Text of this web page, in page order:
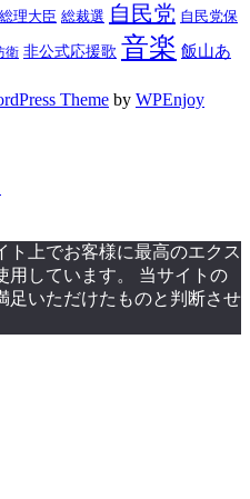
総理大臣 総裁選 自民党 自民党保
衛 非公式応援歌 音楽 飯山あ
Theme by WPEnjoy
ト上でお客様に最高のエクス
用しています。 当サイトの
足いただけたものと判断させ